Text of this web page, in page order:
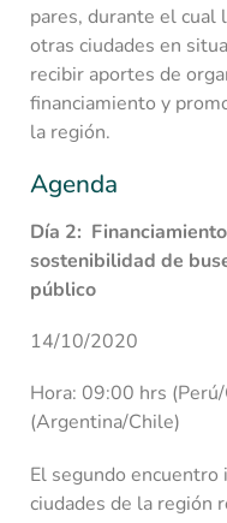
pares, durante el cual
otras ciudades en
recibir aportes de
financiamiento y
la región.
Agenda
Día 2:
sostenibilidad de
público
14/10/2020
Hora: 09:00 hrs
(Argentina/Chile)
El segundo
ciudades de la región